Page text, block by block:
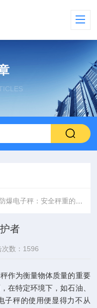
防爆电子秤：安全秤重的守护者
者
次数：1596
作为衡量物体质量的重要
在特定环境下，如石油、
子秤的使用便显得力不从